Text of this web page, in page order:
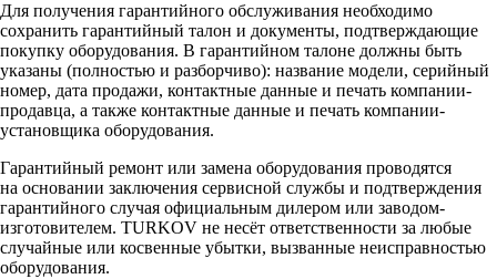
Для получения гарантийного обслуживания необходимо
сохранить гарантийный талон и документы, подтверждающие
покупку оборудования. В гарантийном талоне должны быть
указаны (полностью и разборчиво): название модели, серийный
номер, дата продажи, контактные данные и печать компании-
продавца, а также контактные данные и печать компании-
установщика оборудования.
Гарантийный ремонт или замена оборудования проводятся
на основании заключения сервисной службы и подтверждения
гарантийного случая официальным дилером или заводом-
изготовителем. TURKOV не несёт ответственности за любые
случайные или косвенные убытки, вызванные неисправностью
оборудования.